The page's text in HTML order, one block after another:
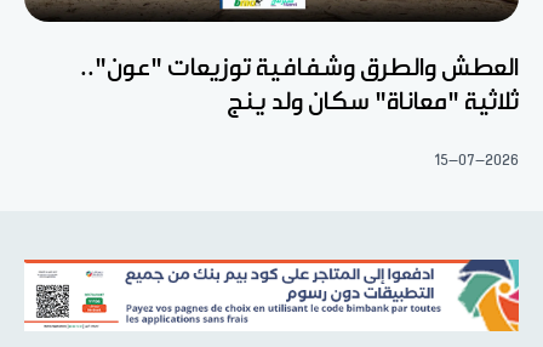
العطش والطرق وشفافية توزيعات "عون"..
ثلاثية "معاناة" سكان ولد ينج
15-07-2026